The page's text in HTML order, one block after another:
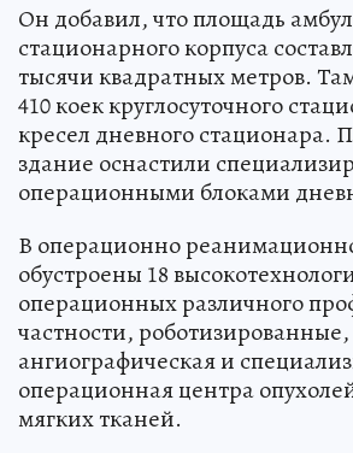
Он добавил, что площадь
стационарного корпуса
тысячи квадратных метров.
410 коек круглосуточного
кресел дневного стационара.
здание оснастили
операционными блоками
В операционно
обустроены 18
операционных различного
частности, роботизированные,
ангиографическая и
операционная центра
мягких тканей.